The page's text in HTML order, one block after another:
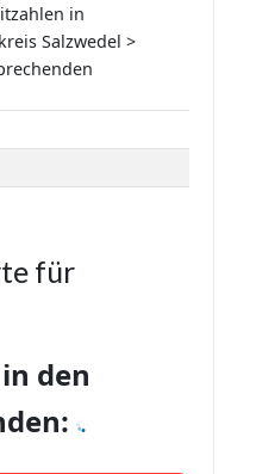
in
Salzwedel >
für
den